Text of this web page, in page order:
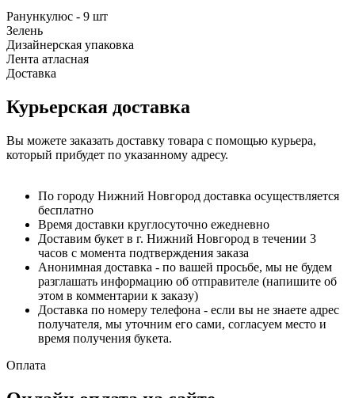
Ранункулюс - 9 шт
Зелень
Дизайнерская упаковка
Лента атласная
Доставка
Курьерская доставка
Вы можете заказать доставку товара с помощью курьера,
который прибудет по указанному адресу.
По городу Нижний Новгород доставка осуществляется
бесплатно
Время доставки круглосуточно ежедневно
Доставим букет в г. Нижний Новгород в течении 3
часов с момента подтверждения заказа
Анонимная доставка - по вашей просьбе, мы не будем
разглашать информацию об отправителе (напишите об
этом в комментарии к заказу)
Доставка по номеру телефона - если вы не знаете адрес
получателя, мы уточним его сами, согласуем место и
время получения букета.
Оплата